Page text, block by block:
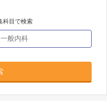
科目で検索